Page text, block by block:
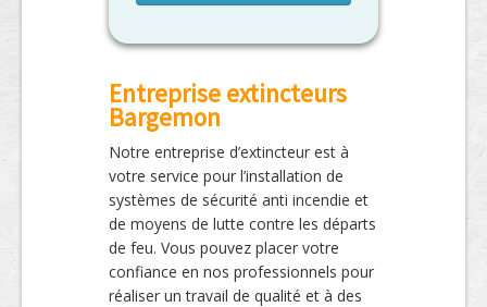
Entreprise extincteurs
Bargemon
Notre entreprise d’extincteur est à
votre service pour l’installation de
systèmes de sécurité anti incendie et
de moyens de lutte contre les départs
de feu. Vous pouvez placer votre
confiance en nos professionnels pour
réaliser un travail de qualité et à des